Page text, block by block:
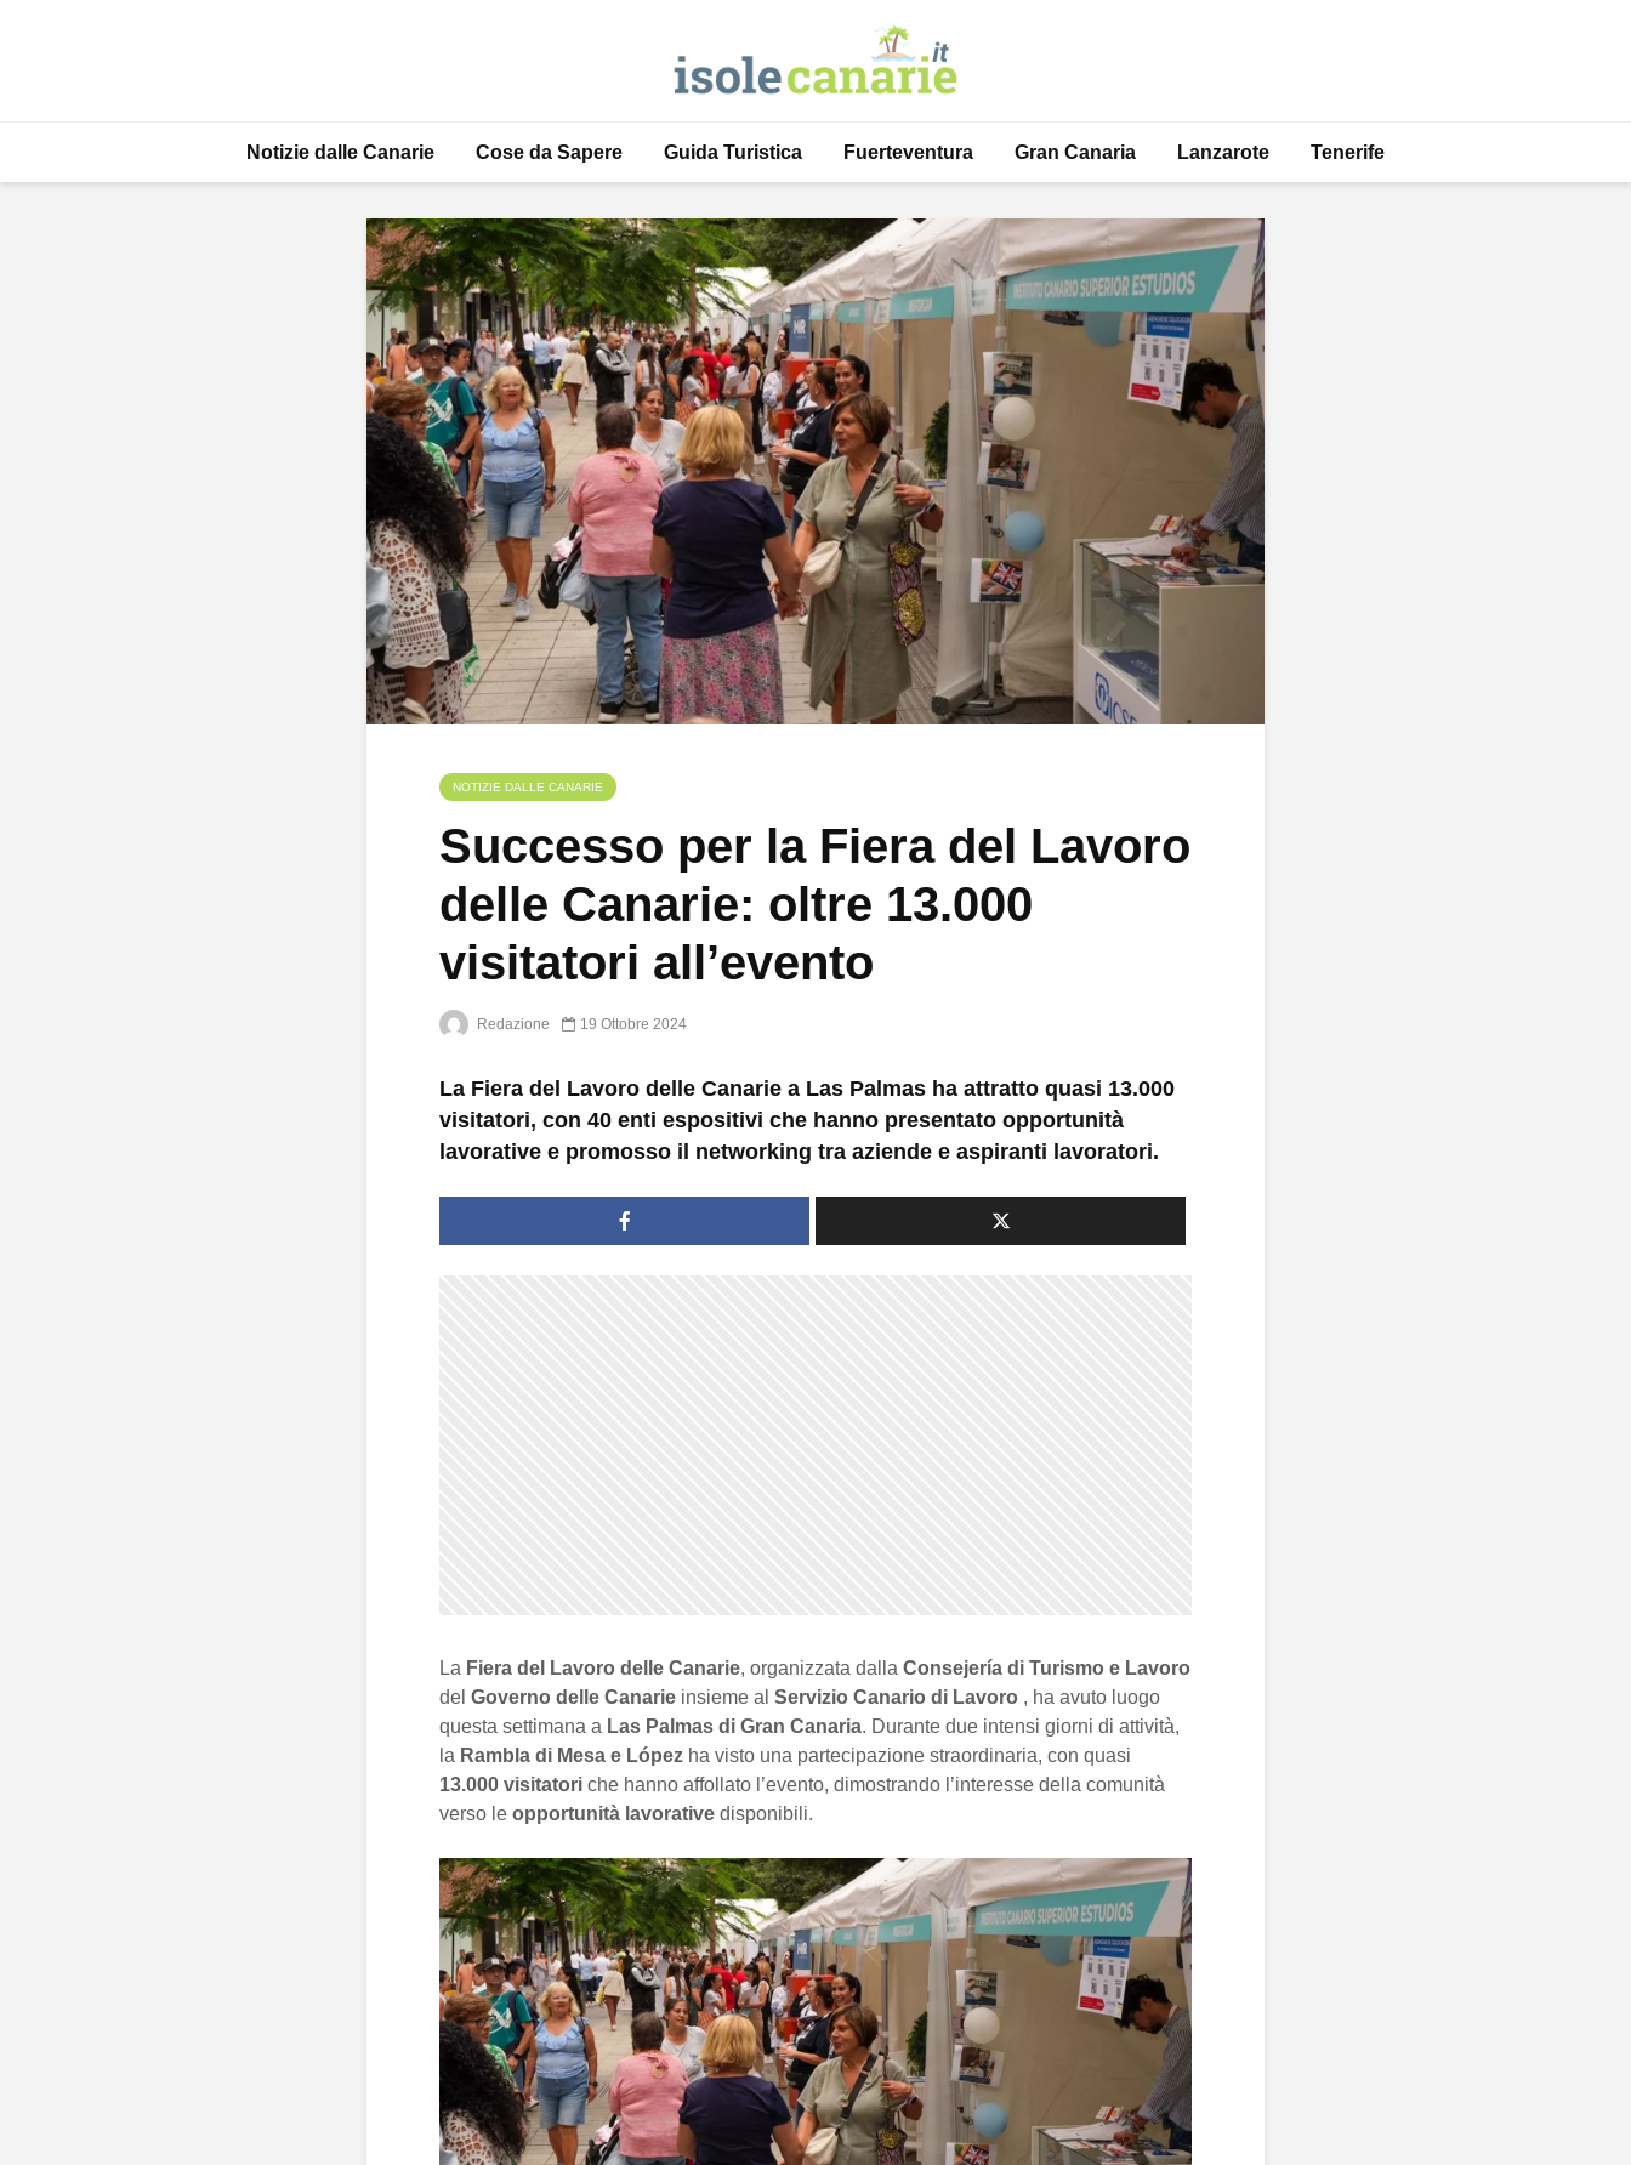
Notizie dalle Canarie Cose da Sapere Guida Turistica Fuerteventura Gran Canaria Lanzarote Tenerife
NOTIZIE DALLE CANARIE
Successo per la Fiera del Lavoro
delle Canarie: oltre 13.000
visitatori all’evento
Redazione 19 Ottobre 2024
La Fiera del Lavoro delle Canarie a Las Palmas ha attratto quasi 13.000
visitatori, con 40 enti espositivi che hanno presentato opportunità
lavorative e promosso il networking tra aziende e aspiranti lavoratori.
La Fiera del Lavoro delle Canarie, organizzata dalla Consejería di Turismo e Lavoro
del Governo delle Canarie insieme al Servizio Canario di Lavoro , ha avuto luogo
questa settimana a Las Palmas di Gran Canaria. Durante due intensi giorni di attività,
la Rambla di Mesa e López ha visto una partecipazione straordinaria, con quasi
13.000 visitatori che hanno affollato l’evento, dimostrando l’interesse della comunità
verso le opportunità lavorative disponibili.